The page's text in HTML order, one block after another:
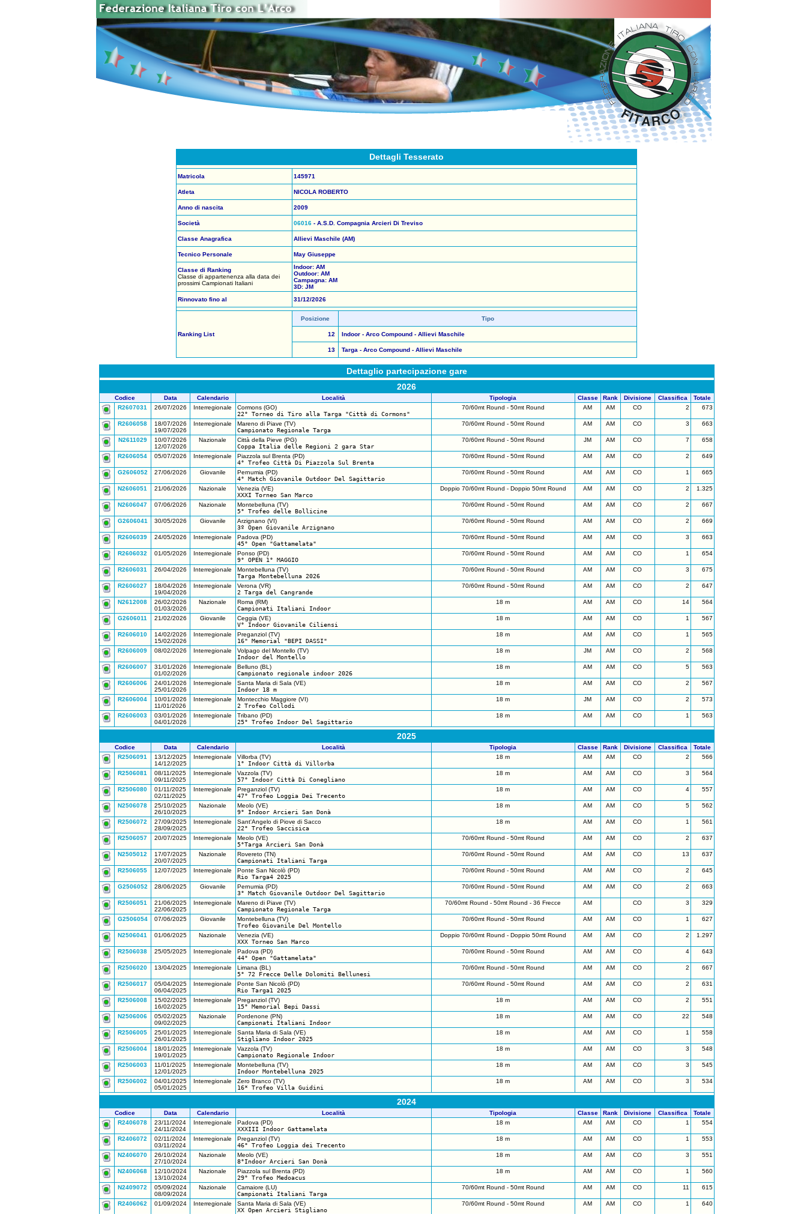
Dettagli Tesserato
Matricola 145971
Atleta NICOLA ROBERTO
Anno di nascita 2009
Società 06016 - A.S.D. Compagnia Arcieri Di Treviso
Classe Anagrafica Allievi Maschile (AM)
Tecnico Personale May Giuseppe
Classe di Ranking
Classe di appartenenza alla data dei
prossimi Campionati Italiani
Indoor: AM
Outdoor: AM
Campagna: AM
3D: JM
Rinnovato fino al
31/12/2026
Ranking List
Posizione Tipo
12 Indoor - Arco Compound - Allievi Maschile
13 Targa - Arco Compound - Allievi Maschile
Dettaglio partecipazione gare
2026
Codice Data Calendario Località Tipologia Classe Rank Divisione Classifica
Totale
R2607031
26/07/2026 Interregionale
Cormons (GO)
22° Torneo di Tiro alla Targa "Città di Cormons"
70/60mt Round - 50mt Round AM AM CO 2 673
R2606058
18/07/2026
19/07/2026
Interregionale
Mareno di Piave (TV)
Campionato Regionale Targa
70/60mt Round - 50mt Round AM AM CO 3 663
N2611029
10/07/2026
12/07/2026
Nazionale
Città della Pieve (PG)
Coppa Italia delle Regioni 2 gara Star
70/60mt Round - 50mt Round JM AM CO 7 658
R2606054 05/07/2026 Interregionale
Piazzola sul Brenta (PD)
4° Trofeo Città Di Piazzola Sul Brenta
70/60mt Round - 50mt Round AM AM CO 2 649
G2606052 27/06/2026 Giovanile
Pernumia (PD)
4° Match Giovanile Outdoor Del Sagittario
70/60mt Round - 50mt Round AM AM CO 1 665
N2606051 21/06/2026 Nazionale
Venezia (VE)
XXXI Torneo San Marco
Doppio 70/60mt Round - Doppio 50mt Round AM AM CO 2 1.325
N2606047 07/06/2026 Nazionale
Montebelluna (TV)
5° Trofeo delle Bollicine
70/60mt Round - 50mt Round AM AM CO 2 667
G2606041 30/05/2026 Giovanile
Arzignano (VI)
3º Open Giovanile Arzignano
70/60mt Round - 50mt Round AM AM CO 2 669
R2606039 24/05/2026 Interregionale
Padova (PD)
45° Open "Gattamelata"
70/60mt Round - 50mt Round AM AM CO 3 663
R2606032 01/05/2026 Interregionale
Ponso (PD)
9° OPEN 1° MAGGIO
70/60mt Round - 50mt Round AM AM CO 1 654
R2606031 26/04/2026 Interregionale
Montebelluna (TV)
Targa Montebelluna 2026
70/60mt Round - 50mt Round AM AM CO 3 675
R2606027
18/04/2026
19/04/2026
Interregionale
Verona (VR)
2 Targa del Cangrande
70/60mt Round - 50mt Round AM AM CO 2 647
N2612008
26/02/2026
01/03/2026
Nazionale
Roma (RM)
Campionati Italiani Indoor
18 m AM AM CO 14 564
G2606011 21/02/2026 Giovanile
Ceggia (VE)
V° Indoor Giovanile Ciliensi
18 m AM AM CO 1 567
R2606010
14/02/2026
15/02/2026
Interregionale
Preganziol (TV)
16" Memorial "BEPI DASSI"
18 m AM AM CO 1 565
R2606009 08/02/2026 Interregionale
Volpago del Montello (TV)
Indoor del Montello
18 m JM AM CO 2 568
R2606007
31/01/2026
01/02/2026
Interregionale
Belluno (BL)
Campionato regionale indoor 2026
18 m AM AM CO 5 563
R2606006
24/01/2026
25/01/2026
Interregionale
Santa Maria di Sala (VE)
Indoor 18 m
18 m AM AM CO 2 567
R2606004
10/01/2026
11/01/2026
Interregionale
Montecchio Maggiore (VI)
2 Trofeo Collodi
18 m JM AM CO 2 573
R2606003
03/01/2026
04/01/2026
Interregionale
Tribano (PD)
25° Trofeo Indoor Del Sagittario
18 m AM AM CO 1 563
2025
Codice Data Calendario Località Tipologia Classe Rank Divisione Classifica
Totale
R2506091
13/12/2025
14/12/2025
Interregionale
Villorba (TV)
1° Indoor Città di Villorba
18 m AM AM CO 2 566
R2506081
08/11/2025
09/11/2025
Interregionale
Vazzola (TV)
57° Indoor Città Di Conegliano
18 m AM AM CO 3 564
R2506080
01/11/2025
02/11/2025
Interregionale
Preganziol (TV)
47° Trofeo Loggia Dei Trecento
18 m AM AM CO 4 557
N2506078
25/10/2025
26/10/2025
Nazionale
Meolo (VE)
9° Indoor Arcieri San Donà
18 m AM AM CO 5 562
R2506072
27/09/2025
28/09/2025
Interregionale
Sant'Angelo di Piove di Sacco
22° Trofeo Saccisica
18 m AM AM CO 1 561
R2506057 20/07/2025 Interregionale
Meolo (VE)
5°Targa Arcieri San Donà
70/60mt Round - 50mt Round AM AM CO 2 637
N2505012
17/07/2025
20/07/2025
Nazionale
Rovereto (TN)
Campionati Italiani Targa
70/60mt Round - 50mt Round AM AM CO 13 637
R2506055 12/07/2025 Interregionale
Ponte San Nicolò (PD)
Rio Targa4 2025
70/60mt Round - 50mt Round AM AM CO 2 645
G2506052 28/06/2025 Giovanile
Pernumia (PD)
3° Match Giovanile Outdoor Del Sagittario
70/60mt Round - 50mt Round AM AM CO 2 663
R2506051
21/06/2025
22/06/2025
Interregionale
Mareno di Piave (TV)
Campionato Regionale Targa
70/60mt Round - 50mt Round - 36 Frecce AM CO 3 329
G2506054 07/06/2025 Giovanile
Montebelluna (TV)
Trofeo Giovanile Del Montello
70/60mt Round - 50mt Round AM AM CO 1 627
N2506041 01/06/2025 Nazionale
Venezia (VE)
XXX Torneo San Marco
Doppio 70/60mt Round - Doppio 50mt Round AM AM CO 2 1.297
R2506038 25/05/2025 Interregionale
Padova (PD)
44° Open "Gattamelata"
70/60mt Round - 50mt Round AM AM CO 4 643
R2506020 13/04/2025 Interregionale
Limana (BL)
5° 72 Frecce Delle Dolomiti Bellunesi
70/60mt Round - 50mt Round AM AM CO 2 667
R2506017
05/04/2025
06/04/2025
Interregionale
Ponte San Nicolò (PD)
Rio Targa1 2025
70/60mt Round - 50mt Round AM AM CO 2 631
R2506008
15/02/2025
16/02/2025
Interregionale
Preganziol (TV)
15° Memorial Bepi Dassi
18 m AM AM CO 2 551
N2506006
05/02/2025
09/02/2025
Nazionale
Pordenone (PN)
Campionati Italiani Indoor
18 m AM AM CO 22 548
R2506005
25/01/2025
26/01/2025
Interregionale
Santa Maria di Sala (VE)
Stigliano Indoor 2025
18 m AM AM CO 1 558
R2506004
18/01/2025
19/01/2025
Interregionale
Vazzola (TV)
Campionato Regionale Indoor
18 m AM AM CO 3 548
R2506003
11/01/2025
12/01/2025
Interregionale
Montebelluna (TV)
Indoor Montebelluna 2025
18 m AM AM CO 3 545
R2506002
04/01/2025
05/01/2025
Interregionale
Zero Branco (TV)
16* Trofeo Villa Guidini
18 m AM AM CO 3 534
2024
Codice Data Calendario Località Tipologia Classe Rank Divisione Classifica
Totale
R2406078
23/11/2024
24/11/2024
Interregionale
Padova (PD)
XXXIII Indoor Gattamelata
18 m AM AM CO 1 554
R2406072
02/11/2024
03/11/2024
Interregionale
Preganziol (TV)
46° Trofeo Loggia dei Trecento
18 m AM AM CO 1 553
N2406070
26/10/2024
27/10/2024
Nazionale
Meolo (VE)
8°Indoor Arcieri San Donà
18 m AM AM CO 3 551
N2406068
12/10/2024
13/10/2024
Nazionale
Piazzola sul Brenta (PD)
29° Trofeo Medoacus
18 m AM AM CO 1 560
N2409072
05/09/2024
08/09/2024
Nazionale
Camaiore (LU)
Campionati Italiani Targa
70/60mt Round - 50mt Round AM AM CO 11 615
R2406062 01/09/2024 Interregionale
Santa Maria di Sala (VE)
XX Open Arcieri Stigliano
70/60mt Round - 50mt Round AM AM CO 1 640